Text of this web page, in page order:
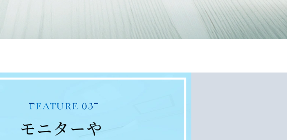
FEATURE 03
モニターや